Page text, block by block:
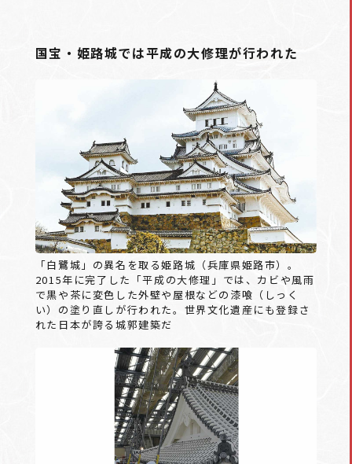
国宝・姫路城では平成の大修理が行われた
「白鷺城」の異名を取る姫路城（兵庫県姫路市）。
2015年に完了した「平成の大修理」では、カビや風雨
で黒や茶に変色した外壁や屋根などの漆喰（しっく
い）の塗り直しが行われた。世界文化遺産にも登録さ
れた日本が誇る城郭建築だ